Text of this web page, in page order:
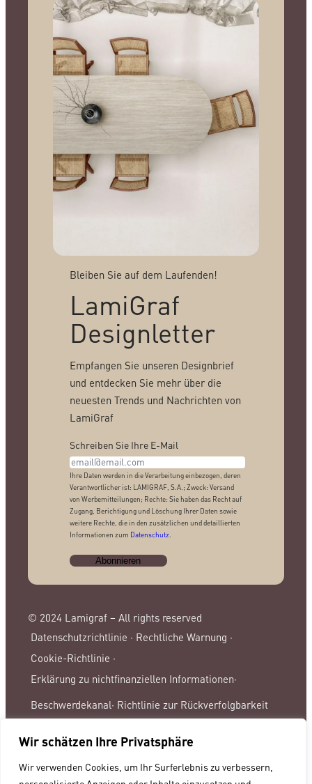
Wir schätzen Ihre Privatsphäre
Wir verwenden Cookies, um Ihr Surferlebnis zu verbessern,
Bleiben Sie auf dem Laufenden!
LamiGraf
Designletter
Empfangen Sie unseren Designbrief
und entdecken Sie mehr über die
neuesten Trends und Nachrichten von
LamiGraf
Schreiben Sie Ihre E-Mail
Ihre Daten werden in die Verarbeitung einbezogen, deren
Verantwortlicher ist: LAMIGRAF, S.A.; Zweck: Versand
von Werbemitteilungen; Rechte: Sie haben das Recht auf
Zugang, Berichtigung und Löschung Ihrer Daten sowie
weitere Rechte, die in den zusätzlichen und detaillierten
Informationen zum Datenschutz
© 2024 Lamigraf – All rights reserved
Datenschutzrichtlinie · Rechtliche Warnung ·
Cookie-Richtlinie ·
Erklärung zu nichtfinanziellen Informationen·
Beschwerdekanal· Richtlinie zur Rückverfolgbarkeit